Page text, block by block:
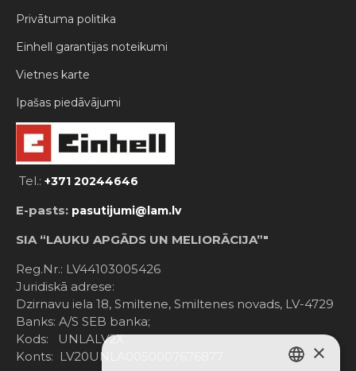
Privātuma politika
Einhell garantijas noteikumi
Vietnes karte
Ipašas piedāvājumi
Tel.: +371 20244646
E-pasts: pasutijumi@lam.lv
SIA “LAUKU APGĀDS UN MELIORĀCIJA”"
Reg.Nr.: LV44103005426
Juridiskā adrese:
Dzirnavu iela 18, Smiltene, Smiltenes novads, LV-4729
Banks: A/S SEB banka;
Kods: UNLALV2X
Konts: LV20UNLA0050007676877
×